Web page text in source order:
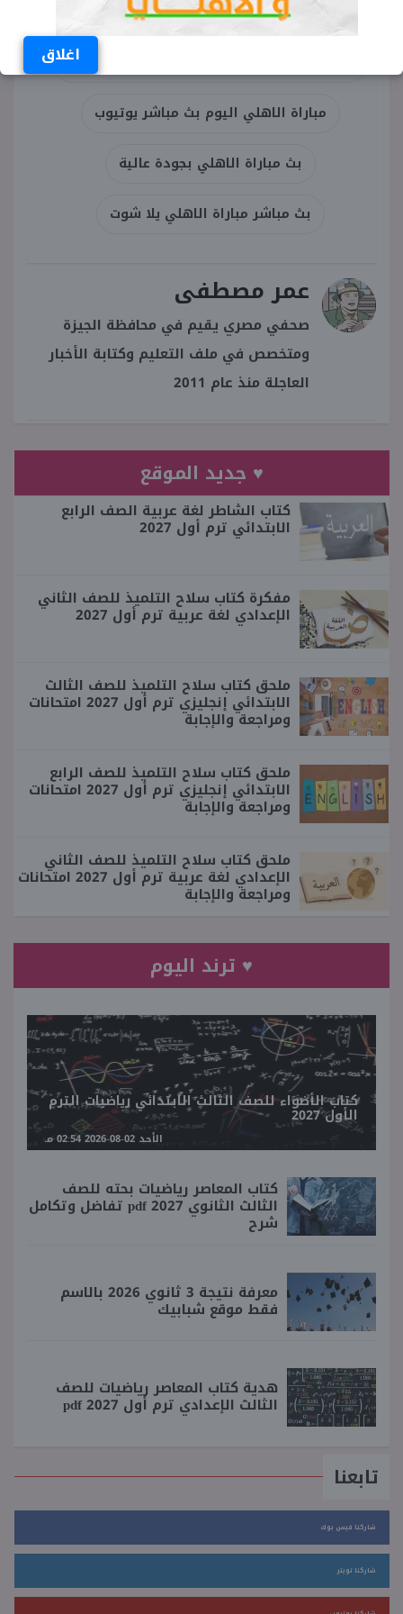
اغلاق مشاهدة مباراة الاهلي الان في دوري ابطال
مباراة الاهلي اليوم بث مباشر يوتيوب
بث مباراة الاهلي بجودة عالية
بث مباشر مباراة الاهلي يلا شوت
عمر مصطفى
صحفي مصري يقيم في محافظة الجيزة
ومتخصص في ملف التعليم وكتابة الأخبار
العاجلة منذ عام 2011
♥ جديد الموقع
كتاب الشاطر لغة عربية الصف الرابع
الابتدائي ترم أول 2027
مفكرة كتاب سلاح التلميذ للصف الثاني
الإعدادي لغة عربية ترم أول 2027
ملحق كتاب سلاح التلميذ للصف الثالث
الابتدائي إنجليزي ترم أول 2027 امتحانات
ومراجعة والإجابة
ملحق كتاب سلاح التلميذ للصف الرابع
الابتدائي إنجليزي ترم أول 2027 امتحانات
ومراجعة والإجابة
ملحق كتاب سلاح التلميذ للصف الثاني
الإعدادي لغة عربية ترم أول 2027 امتحانات
ومراجعة والإجابة
♥ ترند اليوم
كتاب الأضواء للصف الثالث الابتدائي رياضيات الترم
الأول 2027
الأحد 02-08-2026 02:54 مـ
كتاب المعاصر رياضيات بحته للصف
الثالث الثانوي 2027 pdf تفاضل وتكامل
شرح
معرفة نتيجة 3 ثانوي 2026 بالاسم
فقط موقع شبابيك
هدية كتاب المعاصر رياضيات للصف
الثالث الإعدادي ترم أول 2027 pdf
تابعنا
شاركنا فيس بوك
شاركنا تويتر